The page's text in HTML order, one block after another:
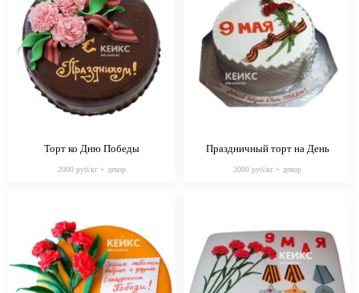
Торт ко Дню Победы
2000 руб/кг + декор
Праздничный торт на День
2000 руб/кг + декор